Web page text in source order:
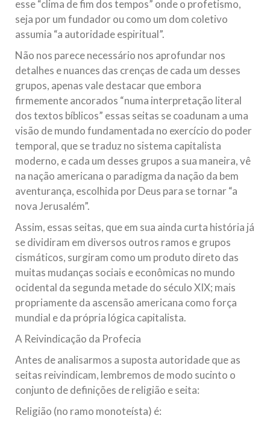
esse “clima de fim dos tempos” onde o profetismo,
seja por um fundador ou como um dom coletivo
assumia “a autoridade espiritual”.
Não nos parece necessário nos aprofundar nos
detalhes e nuances das crenças de cada um desses
grupos, apenas vale destacar que embora
firmemente ancorados “numa interpretação literal
dos textos bíblicos” essas seitas se coadunam a uma
visão de mundo fundamentada no exercício do poder
temporal, que se traduz no sistema capitalista
moderno, e cada um desses grupos a sua maneira, vê
na nação americana o paradigma da nação da bem
aventurança, escolhida por Deus para se tornar “a
nova Jerusalém”.
Assim, essas seitas, que em sua ainda curta história já
se dividiram em diversos outros ramos e grupos
cismáticos, surgiram como um produto direto das
muitas mudanças sociais e econômicas no mundo
ocidental da segunda metade do século XIX; mais
propriamente da ascensão americana como força
mundial e da própria lógica capitalista.
A Reivindicação da Profecia
Antes de analisarmos a suposta autoridade que as
seitas reivindicam, lembremos de modo sucinto o
conjunto de definições de religião e seita:
Religião (no ramo monoteísta) é: